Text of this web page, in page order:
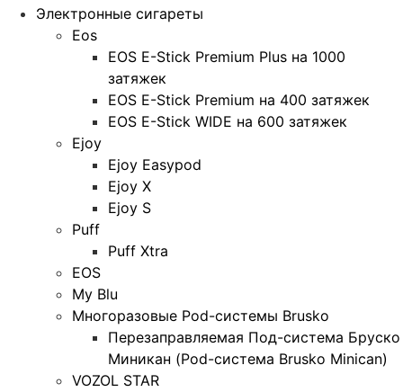
Электронные сигареты
Eos
EOS E-Stick Premium Plus на 1000
затяжек
EOS E-Stick Premium на 400 затяжек
EOS E-Stick WIDE на 600 затяжек
Ejoy
Ejoy Easypod
Ejoy X
Ejoy S
Puff
Puff Xtra
EOS
My Blu
Многоразовые Pod-системы Brusko
Перезаправляемая Под-система Бруско
Миникан (Pod-система Brusko Minican)
VOZOL STAR